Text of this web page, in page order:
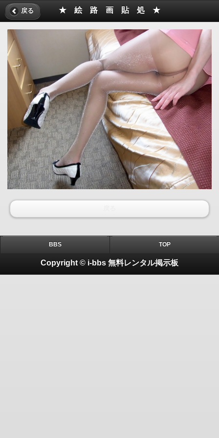
戻る ★ 絵 路 画 貼 処 ★
BBS TOP
Copyright © i-bbs 無料レンタル掲示板